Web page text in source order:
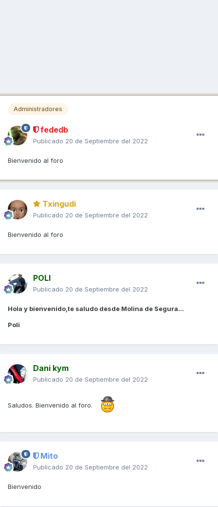
Administradores
fededb
Publicado 20 de Septiembre del 2022
Bienvenido al foro
Txingudi
Publicado 20 de Septiembre del 2022
Bienvenido al foro
POLI
Publicado 20 de Septiembre del 2022
Hola y bienvenido,te saludo desde Molina de Segura...
Poli
Dani kym
Publicado 20 de Septiembre del 2022
Saludos. Bienvenido al foro.
Mito
Publicado 20 de Septiembre del 2022
Bienvenido